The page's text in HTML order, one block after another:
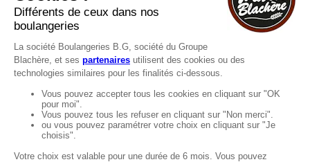
FAQ
Recrutement
MENTIONS
Mentions légales